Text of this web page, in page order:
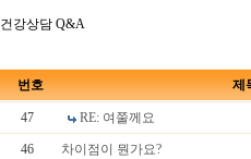
건강상담 Q&A
번호 제
47 RE: 여쭐께요
46 차이점이 뭔가요?